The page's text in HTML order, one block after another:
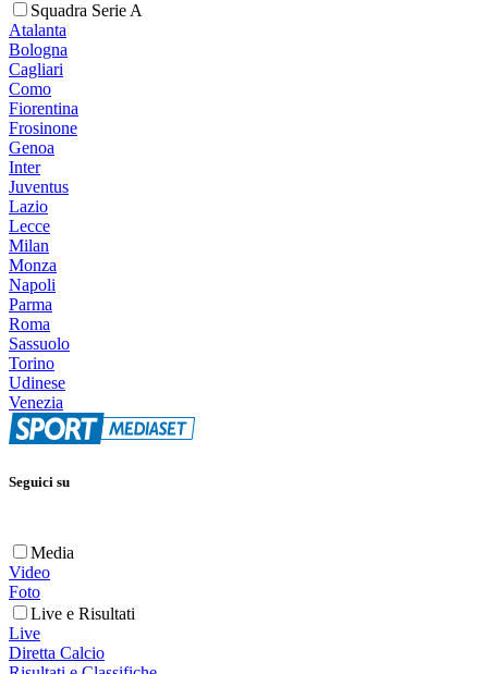
Squadra Serie A
Atalanta
Bologna
Cagliari
Como
Fiorentina
Frosinone
Genoa
Inter
Juventus
Lazio
Lecce
Milan
Monza
Napoli
Parma
Roma
Sassuolo
Torino
Udinese
Venezia
Seguici su
Media
Video
Foto
Live e Risultati
Live
Diretta Calcio